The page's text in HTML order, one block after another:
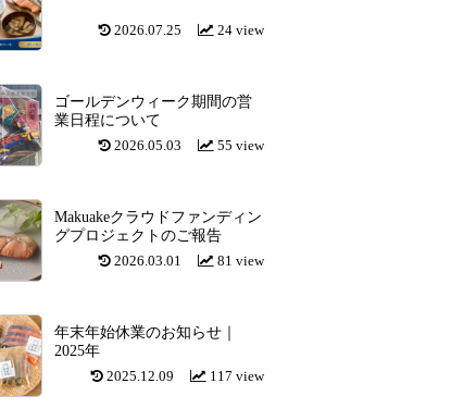
24 view
2026.07.25
ゴールデンウィーク期間の営
業日程について
55 view
2026.05.03
Makuakeクラウドファンディン
グプロジェクトのご報告
81 view
2026.03.01
年末年始休業のお知らせ｜
2025年
117 view
2025.12.09